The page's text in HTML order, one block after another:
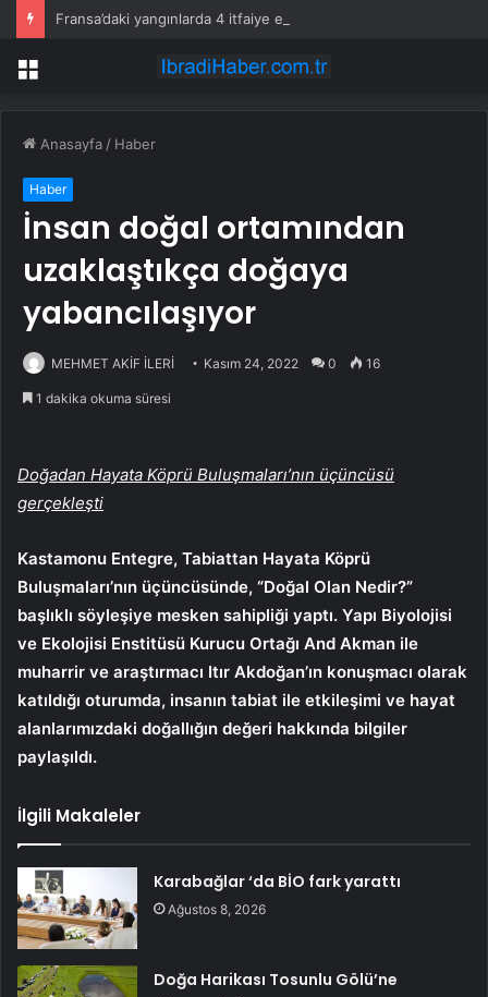
Fransa’daki yangınlarda 4 itfaiye eri hayatını kaybetti
Menü
Anasayfa / Haber
Haber
İnsan doğal ortamından
uzaklaştıkça doğaya
yabancılaşıyor
MEHMET AKİF İLERİ Kasım 24, 2022 0 16
1 dakika okuma süresi
Doğadan Hayata Köprü Buluşmaları’nın üçüncüsü
gerçekleşti
Kastamonu Entegre, Tabiattan Hayata Köprü
Buluşmaları’nın üçüncüsünde, “Doğal Olan Nedir?”
başlıklı söyleşiye mesken sahipliği yaptı. Yapı Biyolojisi
ve Ekolojisi Enstitüsü Kurucu Ortağı And Akman ile
muharrir ve araştırmacı Itır Akdoğan’ın konuşmacı olarak
katıldığı oturumda, insanın tabiat ile etkileşimi ve hayat
alanlarımızdaki doğallığın değeri hakkında bilgiler
paylaşıldı.
İlgili Makaleler
Karabağlar ‘da BİO fark yarattı
Ağustos 8, 2026
Doğa Harikası Tosunlu Gölü’ne